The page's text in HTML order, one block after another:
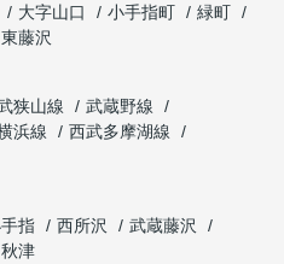
大字山口 小手指町
緑町
東藤沢
狭山線
武蔵野線
浜線
西武多摩湖線
指 西所沢
武蔵藤沢
秋津